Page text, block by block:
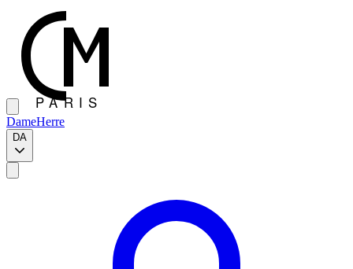
DameHerre
DA